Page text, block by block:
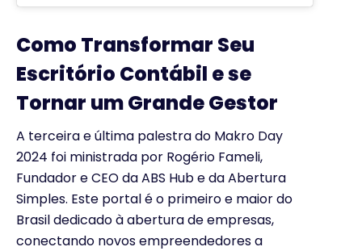
Como Transformar Seu
Escritório Contábil e se
Tornar um Grande Gestor
A terceira e última palestra do Makro Day
2024 foi ministrada por Rogério Fameli,
Fundador e CEO da ABS Hub e da Abertura
Simples. Este portal é o primeiro e maior do
Brasil dedicado à abertura de empresas,
conectando novos empreendedores a